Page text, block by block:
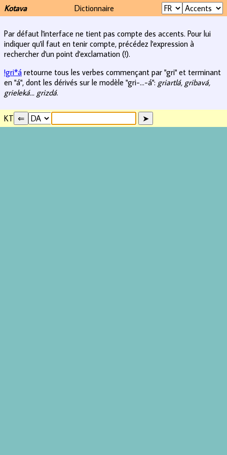
Kotava Dictionnaire
Par défaut l'interface ne tient pas compte des accents. Pour lui
indiquer qu'il faut en tenir compte, précédez l'expression à
rechercher d'un point d'exclamation (!).
!gri*á retourne tous les verbes commençant par "gri" et terminant
en "á", dont les dérivés sur le modèle "gri-...-á": griartlá, gribavá,
grieleká... grizdá.
KT